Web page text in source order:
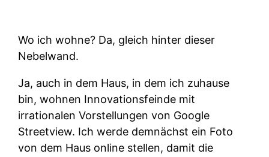
Wo ich wohne? Da, gleich hinter dieser
Nebelwand.
Ja, auch in dem Haus, in dem ich zuhause
bin, wohnen Innovationsfeinde mit
irrationalen Vorstellungen von Google
Streetview. Ich werde demnächst ein Foto
von dem Haus online stellen, damit die